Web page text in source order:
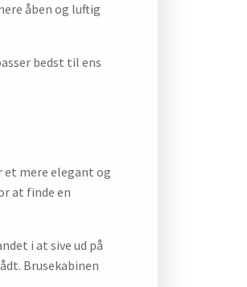
åben og luftig
bedst til ens
et mere elegant og
at finde en
i at sive ud på
Brusekabinen